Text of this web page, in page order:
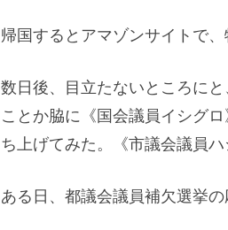
帰国するとアマゾンサイトで
数日後、目立たないところに
ことか脇に《国会議員イシグ
ち上げてみた。《市議会議員
ある日、都議会議員補欠選挙